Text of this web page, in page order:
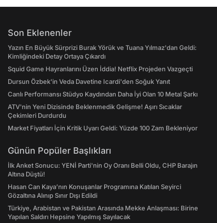
Son Eklenenler
Yazın En Büyük Sürprizi Burak Yörük ve Tuana Yılmaz'dan Geldi:
Kimliğindeki Detay Ortaya Çıkardı
Squid Game Hayranlarını Üzen İddia! Netflix Projeden Vazgeçti
Dursun Özbek'in Veda Davetine Icardi'den Soğuk Yanıt
Canlı Performansı Stüdyo Kaydından Daha İyi Olan 10 Metal Şarkı
ATV'nin Yeni Dizisinde Beklenmedik Gelişme! Aşırı Sıcaklar
Çekimleri Durdurdu
Market Fiyatları İçin Kritik Uyarı Geldi: Yüzde 100 Zam Bekleniyor
Günün Popüler Başlıkları
İlk Anket Sonucu: YENİ Parti'nin Oy Oranı Belli Oldu, CHP Barajın
Altına Düştü!
Hasan Can Kaya’nın Konuşanlar Programına Katılan Seyirci
Gözaltına Alınıp Sınır Dışı Edildi
Türkiye, Arabistan ve Pakistan Arasında Mekke Anlaşması: Birine
Yapılan Saldırı Hepsine Yapılmış Sayılacak